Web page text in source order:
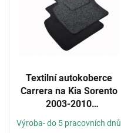
Textilní autokoberce
Carrera na Kia Sorento
2003-2010
Výroba- do 5 pracovních dnů